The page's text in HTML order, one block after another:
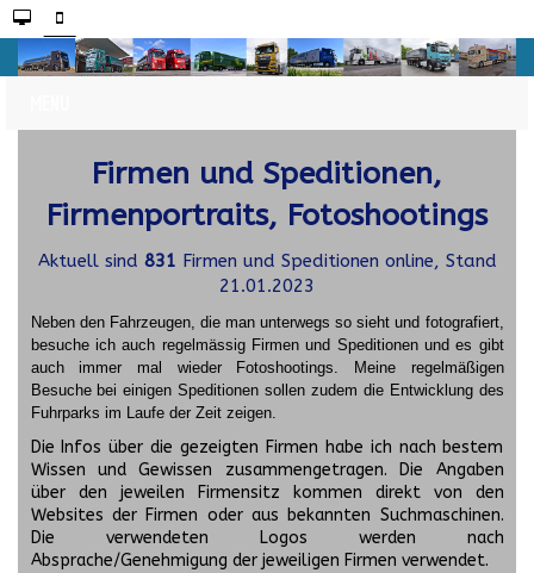
Firmen und Speditionen,
Firmenportraits, Fotoshootings
Aktuell sind 831 Firmen und Speditionen online, Stand
21.01.2023
Neben den Fahrzeugen, die man unterwegs so sieht und fotografiert,
besuche ich auch regelmässig Firmen und Speditionen und es gibt
auch immer mal wieder Fotoshootings.
Meine regelmäßigen
Besuche bei einigen Speditionen sollen zudem die Entwicklung des
Fuhrparks im Laufe der Zeit zeigen.
Die Infos über die gezeigten Firmen habe ich nach bestem
Wissen und Gewissen zusammengetragen. Die Angaben
über den jeweilen Firmensitz kommen direkt von den
Websites der Firmen oder aus bekannten Suchmaschinen.
Die verwendeten Logos werden nach
Absprache/Genehmigung der jeweiligen Firmen verwendet.